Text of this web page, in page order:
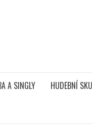
A SINGLY HUDEBNÍ